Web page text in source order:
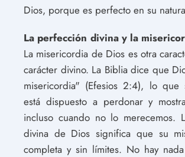
Dios, porque es perfecto en su
La perfección divina y la
La misericordia de Dios es otra
carácter divino. La Biblia dice que
misericordia" (Efesios 2:4), lo que
está dispuesto a perdonar y
incluso cuando no lo merecemos.
divina de Dios significa que su
completa y sin límites. No hay